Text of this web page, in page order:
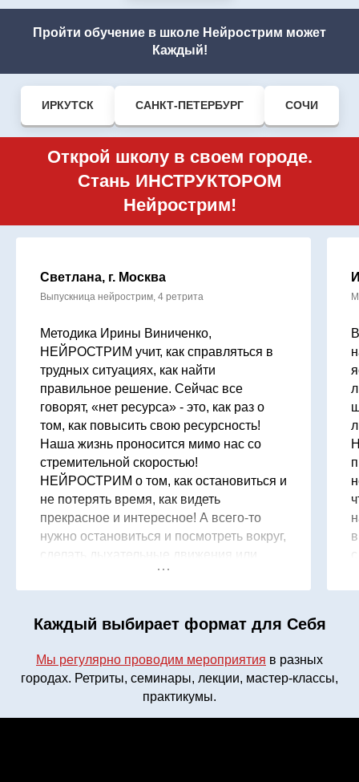
Пройти обучение в школе Нейрострим может
Каждый!
ИРКУТСК САНКТ-ПЕТЕРБУРГ СОЧИ
Открой школу в своем городе.
Стань ИНСТРУКТОРОМ
Нейрострим!
Светлана, г. Москва
Выпускница нейрострим, 4 ретрита
Методика Ирины Виниченко,
НЕЙРОСТРИМ учит, как справляться в
трудных ситуациях, как найти
правильное решение. Сейчас все
говорят, «нет ресурса» - это, как раз о
том, как повысить свою ресурсность!
Наша жизнь проносится мимо нас со
стремительной скоростью!
НЕЙРОСТРИМ о том, как остановиться и
не потерять время, как видеть
прекрасное и интересное! А всего-то
нужно остановиться и посмотреть вокруг,
создать картинку из подручных средств,
например журналы!) Всем рекомендую
НЕЙРОСТРИМ!!! И мои слова
Каждый выбирает формат для Себя
Мы регулярно проводим мероприятия в разных
городах. Ретриты, семинары, лекции, мастер-классы,
практикумы.